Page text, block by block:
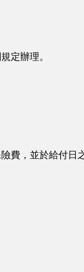
定辦理。
費，並於給付日